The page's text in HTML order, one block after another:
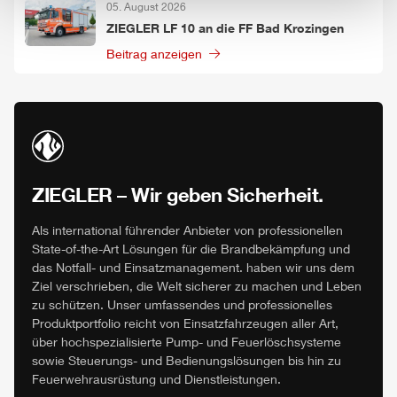
05. August 2026
ZIEGLER LF 10 an die FF Bad Krozingen
Beitrag anzeigen
ZIEGLER – Wir geben Sicherheit.
Als international führender Anbieter von professionellen
State-of-the-Art Lösungen für die Brandbekämpfung und
das Notfall- und Einsatzmanagement. haben wir uns dem
Ziel verschrieben, die Welt sicherer zu machen und Leben
zu schützen. Unser umfassendes und professionelles
Produktportfolio reicht von Einsatzfahrzeugen aller Art,
über hochspezialisierte Pump- und Feuerlöschsysteme
sowie Steuerungs- und Bedienungslösungen bis hin zu
Feuerwehrausrüstung und Dienstleistungen.